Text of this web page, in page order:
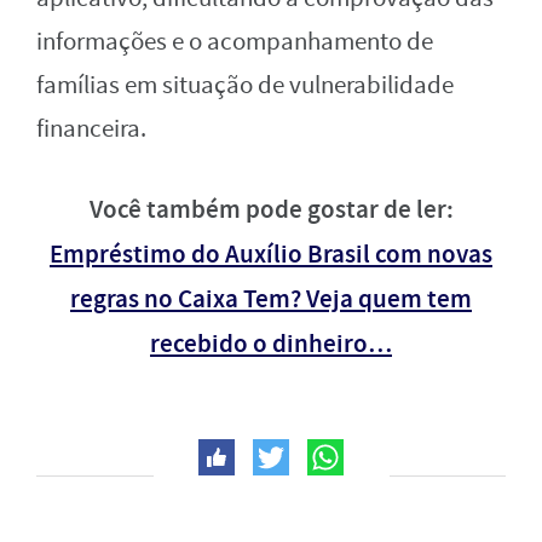
informações e o acompanhamento de
famílias em situação de vulnerabilidade
financeira.
Você também pode gostar de ler:
Empréstimo do Auxílio Brasil com novas
regras no Caixa Tem? Veja quem tem
recebido o dinheiro…